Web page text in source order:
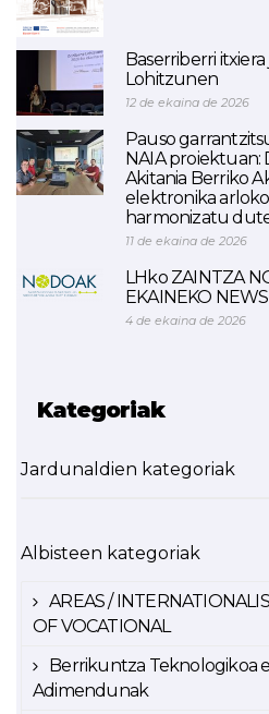
Baserriberri
Lohitzunen
12 de ekaina de 2026
Pauso
NAIA proiektuan:
Akitania Berriko
elektronika
harmonizatu
11 de ekaina de 2026
LHko ZAINTZA
EKAINEKO
4 de ekaina de 2026
Kategoriak
Jardunaldien kategoriak
Albisteen kategoriak
AREAS /
OF VOCATIONAL
Berrikuntza Teknologikoa
Adimendunak